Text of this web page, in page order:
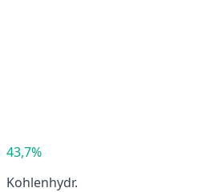
43,7%
Kohlenhydr.